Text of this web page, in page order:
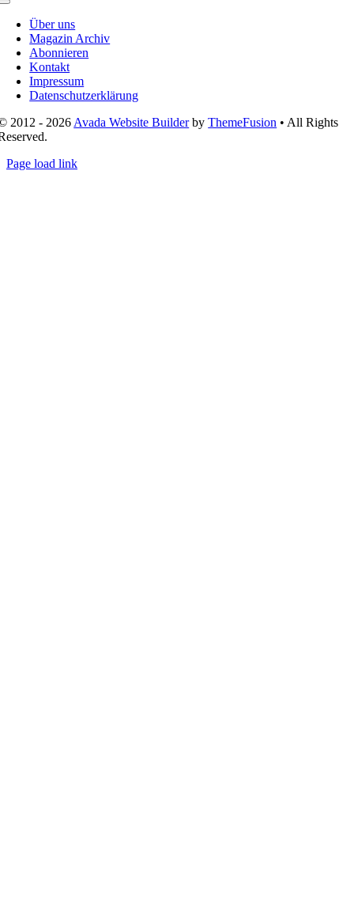
Toggle
NavigationÜber uns
Magazin Archiv
Abonnieren
Kontakt
Impressum
Datenschutzerklärung
2012 - 2026 Avada Website BuilderbyThemeFusion • All Rights
Page load link